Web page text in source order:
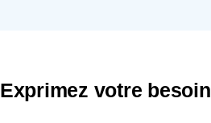
Exprimez votre besoin